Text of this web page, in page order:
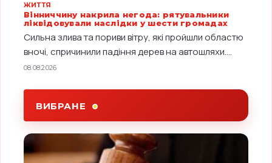
ЖИТТЯ
Вінниччину накрила негода: рятувальники
ліквідовували наслідки у шести громадах
Сильна злива та пориви вітру, які пройшли областю
вночі, спричинили падіння дерев на автошляхи....
08.08.2026
ВИБРАНЕ